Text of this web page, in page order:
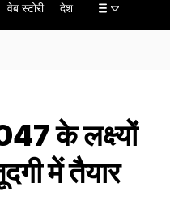
वेब स्टोरी देश
के लक्ष्यों
में तैयार